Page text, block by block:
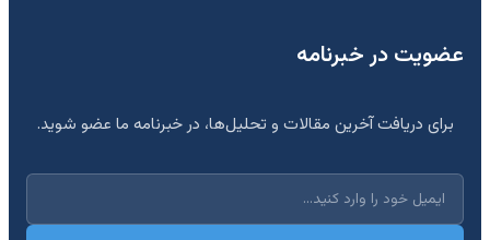
عضویت در خبرنامه
برای دریافت آخرین مقالات و تحلیل‌ها، در خبرنامه ما عضو شوید.